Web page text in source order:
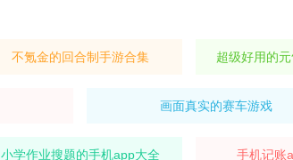
不氪金的回合制手游合集 超级好用的
画面真实的赛车游戏
小学作业搜题的手机app大全 手机记账